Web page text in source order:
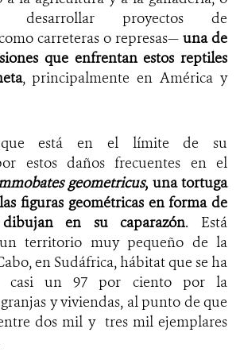
desarrollar proyectos de
carreteras o represas— una de
que enfrentan estos reptiles
, principalmente en América y
que está en el límite de su
estos daños frecuentes en el
geometricus, una tortuga
figuras geométricas en forma de
en su caparazón. Está
territorio muy pequeño de la
en Sudáfrica, hábitat que se ha
casi un 97 por ciento por la
y viviendas, al punto de que
dos mil y tres mil ejemplares